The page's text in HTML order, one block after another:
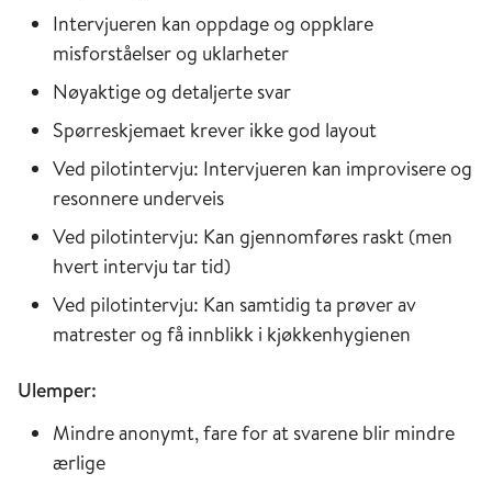
Intervjueren kan oppdage og oppklare
misforståelser og uklarheter
Nøyaktige og detaljerte svar
Spørreskjemaet krever ikke god layout
Ved pilotintervju: Intervjueren kan improvisere og
resonnere underveis
Ved pilotintervju: Kan gjennomføres raskt (men
hvert intervju tar tid)
Ved pilotintervju: Kan samtidig ta prøver av
matrester og få innblikk i kjøkkenhygienen
Ulemper:
Mindre anonymt, fare for at svarene blir mindre
ærlige